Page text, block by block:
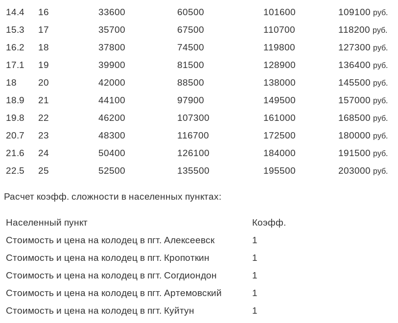
14.4 16 33600 60500 101600 109100 руб.
15.3 17 35700 67500 110700 118200 руб.
16.2 18 37800 74500 119800 127300 руб.
17.1 19 39900 81500 128900 136400 руб.
18 20 42000 88500 138000 145500 руб.
18.9 21 44100 97900 149500 157000 руб.
19.8 22 46200 107300 161000 168500 руб.
20.7 23 48300 116700 172500 180000 руб.
21.6 24 50400 126100 184000 191500 руб.
22.5 25 52500 135500 195500 203000 руб.
Расчет коэфф. сложности в населенных пунктах:
Населенный пункт
Коэфф.
Стоимость и цена на колодец в пгт. Алексеевск
1
Стоимость и цена на колодец в пгт. Кропоткин
1
Стоимость и цена на колодец в пгт. Согдиондон
1
Стоимость и цена на колодец в пгт. Артемовский
1
Стоимость и цена на колодец в пгт. Куйтун
1